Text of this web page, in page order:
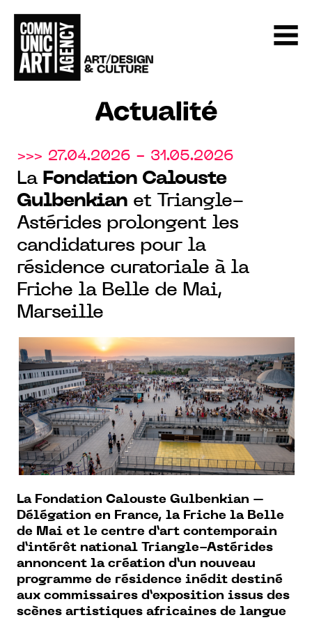
Actualité
>>> 27.04.2026 - 31.05.2026
La Fondation Calouste
Gulbenkian et Triangle-
Astérides prolongent les
candidatures pour la
résidence curatoriale à la
Friche la Belle de Mai,
Marseille
La Fondation Calouste Gulbenkian –
Délégation en France, la Friche la Belle
de Mai et le centre d’art contemporain
d’intérêt national Triangle-Astérides
annoncent la création d’un nouveau
programme de résidence inédit destiné
aux commissaires d’exposition issus des
scènes artistiques africaines de langue